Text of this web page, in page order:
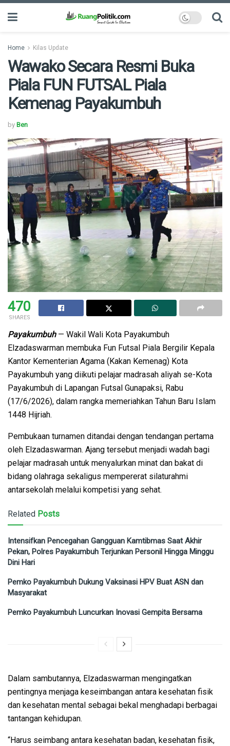
Home Kilas Update
Wawako Secara Resmi Buka
Piala FUN FUTSAL Piala
Kemenag Payakumbuh
by Ben
470
SHARES
Payakumbuh— Wakil Wali Kota Payakumbuh
Elzadaswarman membuka Fun Futsal Piala Bergilir Kepala
Kantor Kementerian Agama (Kakan Kemenag) Kota
Payakumbuh yang diikuti pelajar madrasah aliyah se-Kota
Payakumbuh di Lapangan Futsal Gunapaksi, Rabu
(17/6/2026), dalam rangka memeriahkan Tahun Baru Islam
1448 Hijriah.
Pembukaan turnamen ditandai dengan tendangan pertama
oleh Elzadaswarman. Ajang tersebut menjadi wadah bagi
pelajar madrasah untuk menyalurkan minat dan bakat di
bidang olahraga sekaligus mempererat silaturahmi
antarsekolah melalui kompetisi yang sehat.
Related Posts
Intensifkan Pencegahan Gangguan Kamtibmas Saat Akhir
Pekan, Polres Payakumbuh Terjunkan Personil Hingga Minggu
Dini Hari
Pemko Payakumbuh Dukung Vaksinasi HPV Buat ASN dan
Masyarakat
Pemko Payakumbuh Luncurkan Inovasi Gempita Bersama
Dalam sambutannya, Elzadaswarman mengingatkan
pentingnya menjaga keseimbangan antara kesehatan fisik
dan kesehatan mental sebagai bekal menghadapi berbagai
tantangan kehidupan.
“Harus seimbang antara kesehatan badan, kesehatan fisik,